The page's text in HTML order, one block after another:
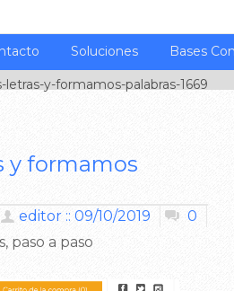
Soluciones Bases
y-formamos-palabras-1669
y formamos
0
editor :: 09/10/2019
paso a paso